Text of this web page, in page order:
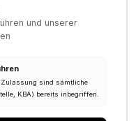
und unserer
sind sämtliche
KBA) bereits inbegriffen.